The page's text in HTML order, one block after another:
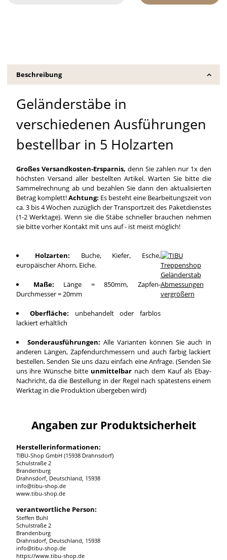
Beschreibung
Geländerstäbe in
verschiedenen Ausführungen
bestellbar in 5 Holzarten
Großes Versandkosten-Ersparnis, denn Sie zahlen nur 1x den
höchsten Versand aller bestellten Artikel. Warten Sie bitte die
Sammelrechnung ab und bezahlen Sie dann den aktualisierten
Betrag komplett!Achtung: Es besteht eine Bearbeitungszeit von
ca. 3 bis 4 Wochen zuzüglich der Transportzeit des Paketdienstes
(1-2 Werktage). Wenn sie die Stäbe schneller brauchen nehmen
sie bitte vorher Kontakt mit uns auf - ist meist möglich!
Holzarten: Buche, Kiefer, Esche,
europäischer Ahorn, Eiche.
Maße: Länge = 850mm, Zapfen-
Durchmesser = 20mm
Oberfläche: unbehandelt oder farblos
lackiert erhältlich
vergrößern
Sonderausführungen: Alle Varianten können Sie auch in
anderen Längen, Zapfendurchmessern und auch farbig lackiert
bestellen. Senden Sie uns dazu einfach eine Anfrage. (Senden Sie
uns ihre Wünsche bitte unmittelbar nach dem Kauf als Ebay-
Nachricht, da die Bestellung in der Regel nach spätestens einem
Werktag in die Produktion übergeben wird)
Angaben zur Produktsicherheit
Herstellerinformationen:
TIBU-Shop GmbH (15938 Drahnsdorf)
Schulstraße 2
Brandenburg
Drahnsdorf, Deutschland, 15938
info@tibu-shop.de
www.tibu-shop.de
verantwortliche Person:
Steffen Buhl
Schulstraße 2
Brandenburg
Drahnsdorf, Deutschland, 15938
info@tibu-shop.de
https://www.tibu-shop.de